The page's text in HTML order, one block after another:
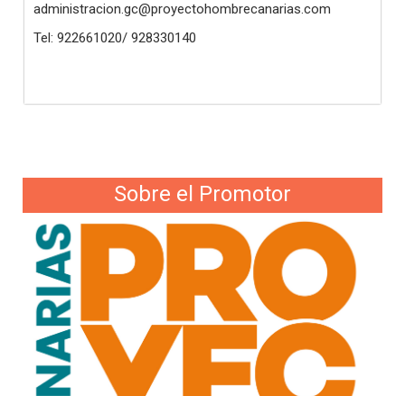
administracion.gc@proyectohombrecanarias.com
Tel: 922661020/ 928330140
Sobre el Promotor